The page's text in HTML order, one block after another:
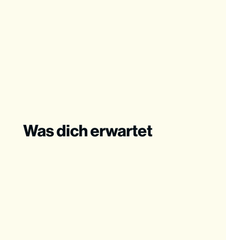
Was dich erwartet